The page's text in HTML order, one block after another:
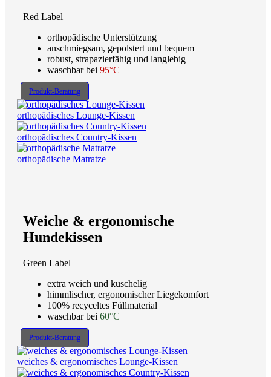
Red Label
orthopädische Unterstützung
anschmiegsam, gepolstert und bequem
robust, strapazierfähig und langlebig
waschbar bei 95°C
Produkt-Beratung
orthopädisches Lounge-Kissen
orthopädisches Country-Kissen
orthopädische Matratze
Weiche & ergonomische
Hundekissen
Green Label
extra weich und kuschelig
himmlischer, ergonomischer Liegekomfort
100% recyceltes Füllmaterial
waschbar bei 60°C
Produkt-Beratung
weiches & ergonomisches Lounge-Kissen